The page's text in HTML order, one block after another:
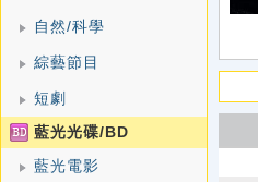
自然/科學
綜藝節目
短劇
藍光光碟/BD
藍光電影